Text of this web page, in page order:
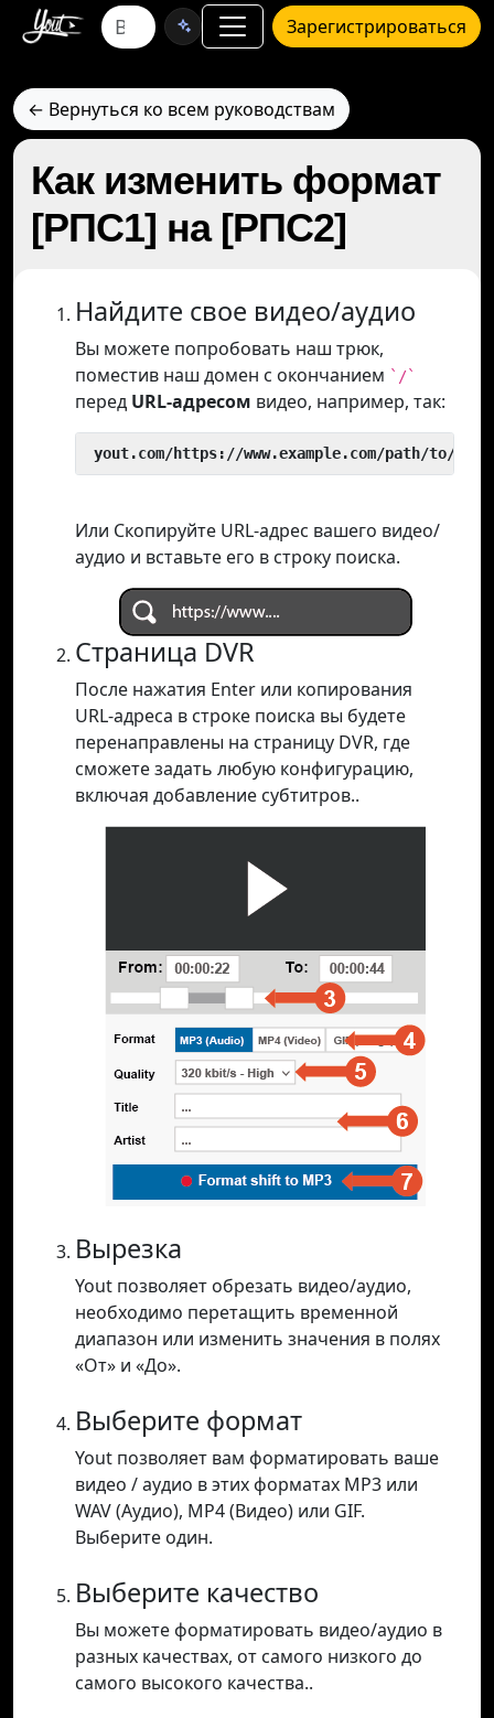
Зарегистрироваться
← Вернуться ко всем руководствам
Как изменить формат
[РПС1] на [РПС2]
Найдите свое видео/аудио
Вы можете попробовать наш трюк,
поместив наш домен с окончанием `/`
перед URL-адресом видео, например, так:
yout.com/https://www.example.com/path/to/
Или Скопируйте URL-адрес вашего видео/
аудио и вставьте его в строку поиска.
Страница DVR
После нажатия Enter или копирования
URL-адреса в строке поиска вы будете
перенаправлены на страницу DVR, где
сможете задать любую конфигурацию,
включая добавление субтитров..
Вырезка
Yout позволяет обрезать видео/аудио,
необходимо перетащить временной
диапазон или изменить значения в полях
«От» и «До».
Выберите формат
Yout позволяет вам форматировать ваше
видео / аудио в этих форматах MP3 или
WAV (Аудио), MP4 (Видео) или GIF.
Выберите один.
Выберите качество
Вы можете форматировать видео/аудио в
разных качествах, от самого низкого до
самого высокого качества..